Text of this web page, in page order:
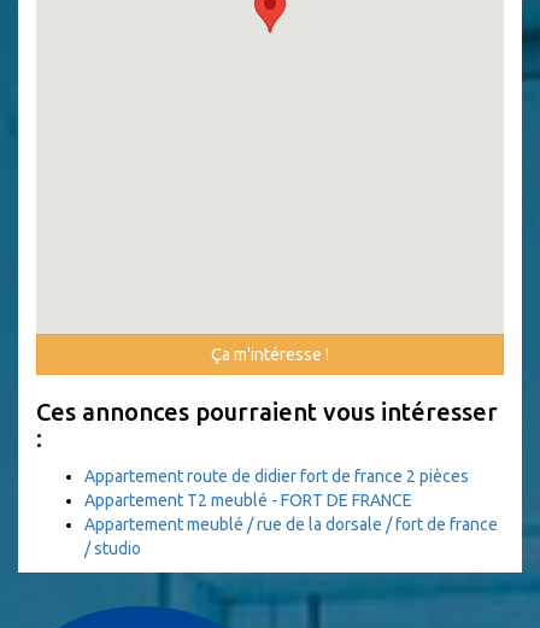
Ça m'intéresse !
Ces annonces pourraient vous intéresser
:
Appartement route de didier fort de france 2 pièces
Appartement T2 meublé - FORT DE FRANCE
Appartement meublé / rue de la dorsale / fort de france
/ studio